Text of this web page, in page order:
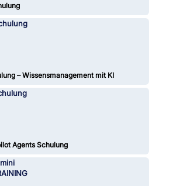
– Wissensmanagement mit KI
Agents Schulung